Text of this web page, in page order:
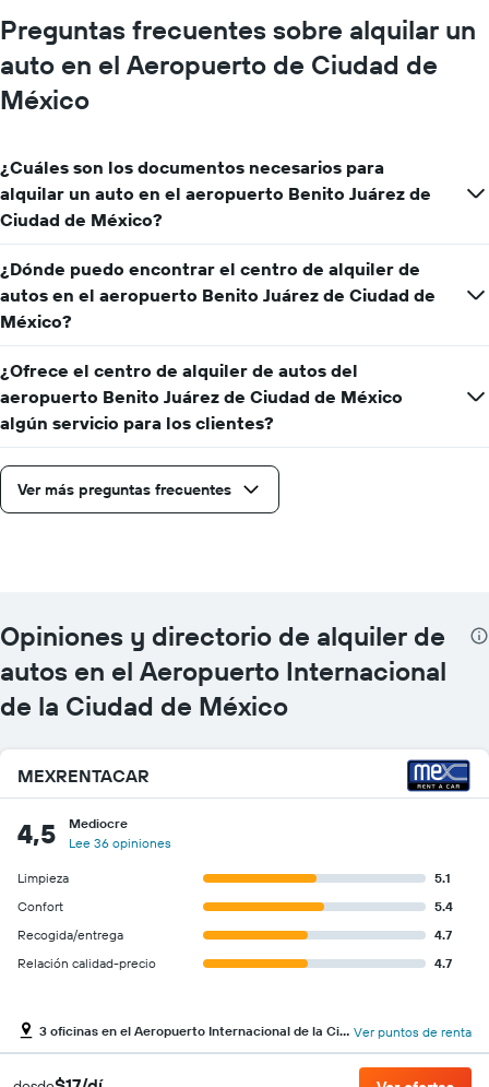
Preguntas frecuentes sobre alquilar un
auto en el Aeropuerto de Ciudad de
México
¿Cuáles son los documentos necesarios para
alquilar un auto en el aeropuerto Benito Juárez de
Ciudad de México?
¿Dónde puedo encontrar el centro de alquiler de
autos en el aeropuerto Benito Juárez de Ciudad de
México?
¿Ofrece el centro de alquiler de autos del
aeropuerto Benito Juárez de Ciudad de México
algún servicio para los clientes?
Ver más preguntas frecuentes
Opiniones y directorio de alquiler de
autos en el Aeropuerto Internacional
de la Ciudad de México
MEXRENTACAR
4,5
Mediocre
Lee 36 opiniones
Limpieza
5.1
Confort
5.4
Recogida/entrega
4.7
Relación calidad-precio
4.7
3 oficinas en el Aeropuerto Internacional de la Ciudad de México Ver puntos de renta